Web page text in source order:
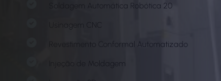
Soldagem Automática Robótica 20
Revestimento Conformal Automatizado
Injeção de Moldagem